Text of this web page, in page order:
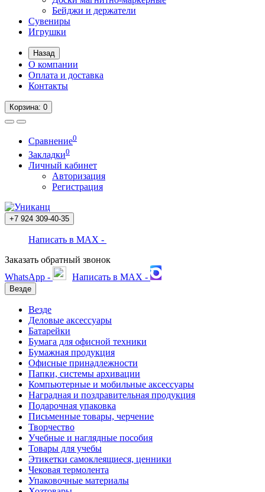
Бейджи и держатели
Сувениры
Игрушки
Назад
О компании
Оплата и доставка
Контакты
Корзина: 0
Сравнение0
Закладки0
Личный кабинет
Авторизация
Регистрация
+7 924 309-40-35
Написать в MAX -
Заказать обратный звонок
WhatsApp -
Написать в MAX -
Везде
Везде
Деловые аксессуары
Батарейки
Бумага для офисной техники
Бумажная продукция
Офисные принадлежности
Папки, системы архивации
Компьютерные и мобильные аксессуары
Наградная и поздравительная продукция
Подарочная упаковка
Письменные товары, черчение
Творчество
Учебные и наглядные пособия
Товары для учебы
Этикетки самоклеящиеся, ценники
Чековая термолента
Упаковочные материалы